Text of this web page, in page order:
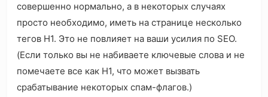
совершенно нормально, а в некоторых случаях
просто необходимо, иметь на странице несколько
тегов H1. Это не повлияет на ваши усилия по SEO.
(Если только вы не набиваете ключевые слова и не
помечаете все как H1, что может вызвать
срабатывание некоторых спам-флагов.)